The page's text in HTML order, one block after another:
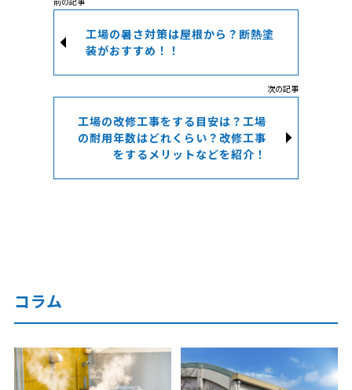
工場の暑さ対策は屋根から？断熱塗
装がおすすめ！！
工場の改修工事をする目安は？工場
の耐用年数はどれくらい？改修工事
をするメリットなどを紹介！
コラム